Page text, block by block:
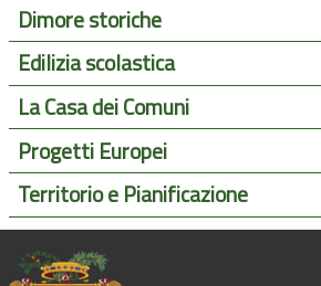
Dimore storiche
Edilizia scolastica
La Casa dei Comuni
Progetti Europei
Territorio e Pianificazione